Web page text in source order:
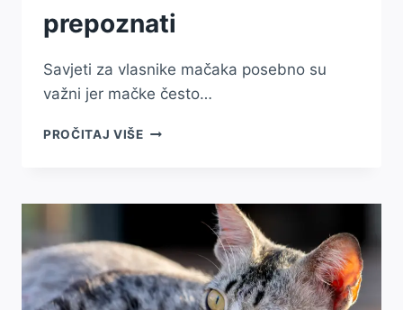
prepoznati
Savjeti za vlasnike mačaka posebno su
važni jer mačke često…
PROČITAJ VIŠE SAVJETI
–
NAJČEŠĆI
PROBLEMI
KAKO
IH